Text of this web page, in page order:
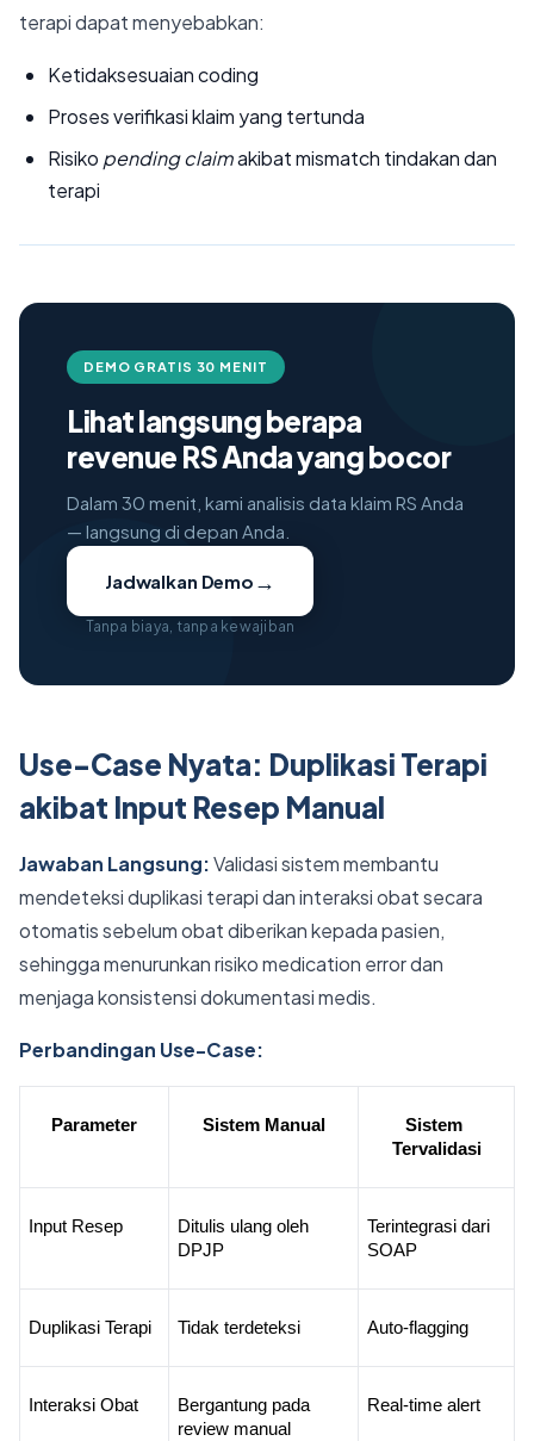
terapi dapat menyebabkan:
Ketidaksesuaian coding
Proses verifikasi klaim yang tertunda
Risiko pending claimakibat mismatch tindakan dan
terapi
DEMO GRATIS 30 MENIT
Lihat langsung berapa
revenue RS Anda yang bocor
Dalam 30 menit, kami analisis data klaim RS Anda
— langsung di depan Anda.
Jadwalkan Demo →
Tanpa biaya, tanpa kewajiban
Use-Case Nyata: Duplikasi Terapi
akibat Input Resep Manual
Jawaban Langsung:Validasi sistem membantu
mendeteksi duplikasi terapi dan interaksi obat secara
otomatis sebelum obat diberikan kepada pasien,
sehingga menurunkan risiko medication error dan
menjaga konsistensi dokumentasi medis.
Perbandingan Use-Case:
Parameter Sistem Manual
Sistem
Tervalidasi
Input Resep
Ditulis ulang oleh
DPJP
Terintegrasi dari
SOAP
Duplikasi Terapi Tidak terdeteksi Auto-flagging
Interaksi Obat
Bergantung pada
review manual
Real-time alert